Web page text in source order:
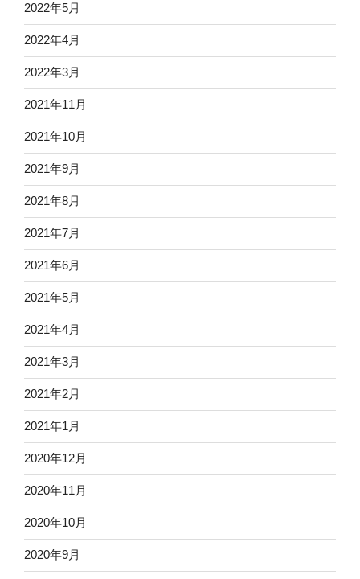
2022年5月
2022年4月
2022年3月
2021年11月
2021年10月
2021年9月
2021年8月
2021年7月
2021年6月
2021年5月
2021年4月
2021年3月
2021年2月
2021年1月
2020年12月
2020年11月
2020年10月
2020年9月